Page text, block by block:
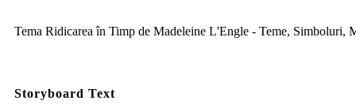
Tema Ridicarea în Timp de Madeleine L'Engle - Teme, Simboluri,
Storyboard Text